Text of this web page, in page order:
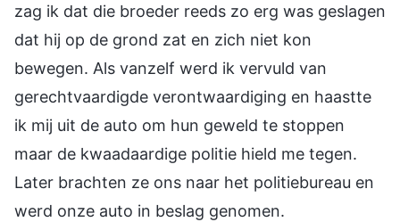
zag ik dat die broeder reeds zo erg was geslagen
dat hij op de grond zat en zich niet kon
bewegen. Als vanzelf werd ik vervuld van
gerechtvaardigde verontwaardiging en haastte
ik mij uit de auto om hun geweld te stoppen
maar de kwaadaardige politie hield me tegen.
Later brachten ze ons naar het politiebureau en
werd onze auto in beslag genomen.